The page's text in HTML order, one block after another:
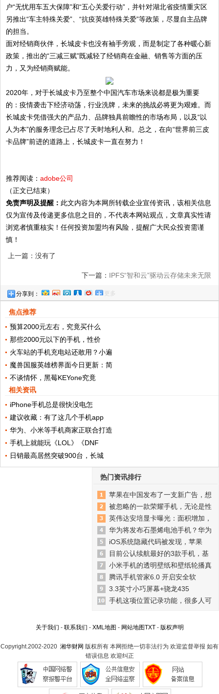
户“无忧用车五大保障”和“五心关爱行动”，并针对湖北省疫情重灾区
另推出“车主特殊关爱”、“抗疫英雄特殊关爱”等政策，尽显自主品牌
的担当。
面对经销商伙伴，长城皮卡也没有袖手旁观，而是制定了各种暖心新
政策，推出的“三减三赋”既减轻了经销商在金融、销售等方面的压
力，又为经销商赋能。
2020年，对于长城皮卡乃至整个中国汽车市场来说都是极为重要
的：疫情袭击下经济动荡，行业洗牌，未来的挑战必将更为艰难。而
长城皮卡凭借强大的产品力、品牌独具前瞻性的市场布局，以及“以
人为本”的服务理念已占尽了天时地利人和。总之，在向“世界前三皮
卡品牌”前进的道路上，长城皮卡一直在努力！
推荐阅读：adobe公司
（正文已结束）
免责声明及提醒： 此文内容为本网所转载企业宣传资讯，该相关信息
仅为宣传及传递更多信息之目的，不代表本网站观点，文章真实性请
浏览者慎重核实！任何投资加盟均有风险，提醒广大民众投资需谨
慎！
上一篇：没有了
下一篇： IPFS“智和云”驱动云存储未来无限
分享到： 更多
焦点推荐
预算2000元左右，究竟买什么
那些2000元以下的手机，性价
火车站的手机充电站还敢用？小遍
魔兽国服英雄榜界面今日更新：简
不谈情怀，黑莓KEYone究竟
相关资讯
iPhone手机总是很快没电怎
建议收藏：有了这几个手机app
华为、小米等手机商家正联合打造
手机上就能玩《LOL》《DNF
日销最高居然突破900台，长城
热门资讯排行
苹果在中国发布了一支新广告，想
被忽略的一款荣耀手机，无论是性
英伟达安培显卡曝光：面积增加，
华为将发布石墨烯电池手机？华为
iOS系统隐藏代码被发现，苹果
目前公认续航最好的3款手机，基
小米手机的透明壁纸和壁纸轮播真
腾讯手机管家6.0 开启安全软
3.3英寸小巧屏幕+骁龙435
手机这项位置记录功能，很多人可
关于我们 - 联系我们 - XML地图 - 网站地图TXT- 版权声明
Copyright.2002-2020 湘华财网 版权所有 本网拒绝一切非法行为 欢迎监督举报 如有
错误信息 欢迎纠正